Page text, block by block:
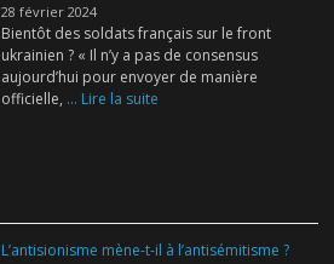
28 février 2024
Bientôt des soldats français sur le front
ukrainien ? « Il n’y a pas de consensus
aujourd’hui pour envoyer de manière
officielle, ... Lire la suite
L’antisionisme mène-t-il à l’antisémitisme ?